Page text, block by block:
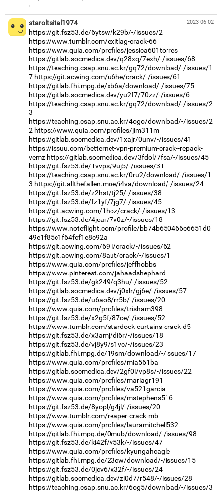
·
2023-06-02
staroltsital1974
https://git.fsz53.de/6ytsw/k29b/-/issues/2
https://www.tumblr.com/exitlag-crack-66
https://www.quia.com/profiles/jessica601torres
https://gitlab.socmedica.dev/q28xq/7exh/-/issues/68
https://teaching.csap.snu.ac.kr/gq72/download/-/issues/1
7 https://git.acwing.com/u6he/crack/-/issues/61
https://gitlab.fhi.mpg.de/xb6a/download/-/issues/75
https://gitlab.socmedica.dev/yu2f7/70zz/-/issues/6
https://teaching.csap.snu.ac.kr/gq72/download/-/issues/2
3
https://teaching.csap.snu.ac.kr/4ogo/download/-/issues/2
2 https://www.quia.com/profiles/jim311m
https://gitlab.socmedica.dev/1xajr/0unv/-/issues/41
https://issuu.com/betternet-vpn-premium-crack--repack-
vemz https://gitlab.socmedica.dev/3fdol/7fsa/-/issues/45
https://git.fsz53.de/1vvps/9uj5/-/issues/31
https://teaching.csap.snu.ac.kr/0ru2/download/-/issues/1
3 https://git.allthefallen.moe/i4va/download/-/issues/24
https://git.fsz53.de/z2hst/tj25/-/issues/38
https://git.fsz53.de/fz1yf/7jg7/-/issues/45
https://git.acwing.com/1hoz/crack/-/issues/13
https://git.fsz53.de/4jear/7v0z/-/issues/18
https://www.noteflight.com/profile/bb74b650466c6651d0
49e1f85c1f64fcf1e8c92a
https://git.acwing.com/69li/crack/-/issues/62
https://git.acwing.com/8aut/crack/-/issues/1
https://www.quia.com/profiles/jeffhobbs
https://www.pinterest.com/jahaadshephard
https://git.fsz53.de/gk249/q3hu/-/issues/52
https://gitlab.socmedica.dev/j0xlr/gj6e/-/issues/57
https://git.fsz53.de/u6ao8/rr5b/-/issues/20
https://www.quia.com/profiles/trisham398
https://git.fsz53.de/x2g5f/87ce/-/issues/52
https://www.tumblr.com/stardock-curtains-crack-d5
https://git.fsz53.de/x3amj/di6r/-/issues/18
https://git.fsz53.de/vj8y9/s1vc/-/issues/23
https://gitlab.fhi.mpg.de/19sm/download/-/issues/17
https://www.quia.com/profiles/mia561ba
https://gitlab.socmedica.dev/2gf0i/vp8s/-/issues/22
https://www.quia.com/profiles/mariagr191
https://www.quia.com/profiles/va521garcia
https://www.quia.com/profiles/mstephens516
https://git.fsz53.de/8yopl/g4jl/-/issues/20
https://www.tumblr.com/reaper-crack-mb
https://www.quia.com/profiles/lauramitchell532
https://gitlab.fhi.mpg.de/0mub/download/-/issues/98
https://git.fsz53.de/ki42f/v53k/-/issues/47
https://www.quia.com/profiles/kyungahcagle
https://gitlab.fhi.mpg.de/23cw/download/-/issues/15
https://git.fsz53.de/0jcv6/x32f/-/issues/24
https://gitlab.socmedica.dev/zi0d7/r548/-/issues/28
https://teaching.csap.snu.ac.kr/6og5/download/-/issues/3